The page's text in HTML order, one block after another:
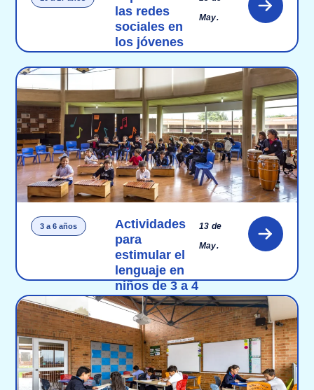
las redes
sociales en
los jóvenes
May.
3 a 6 años
Actividades
para
estimular el
lenguaje en
niños de 3 a 4
años
13 de
May.